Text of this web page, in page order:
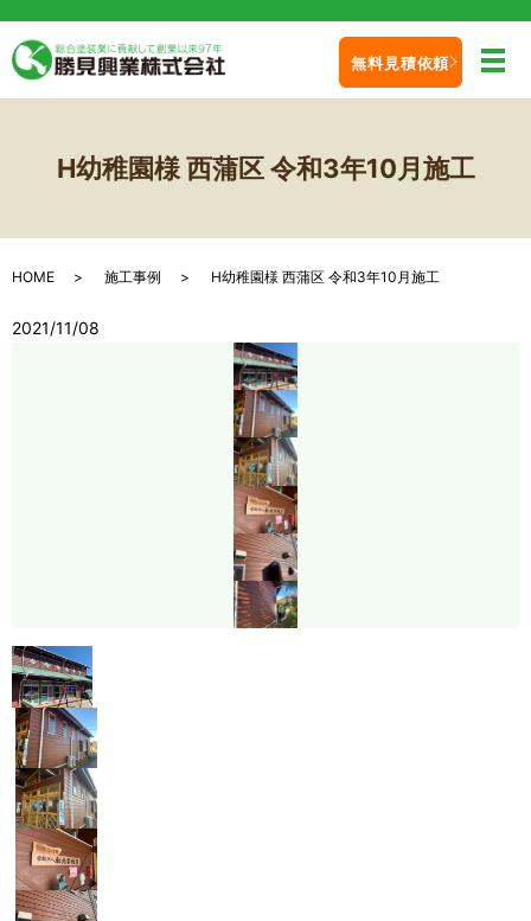
無料見積依頼 メ
H幼稚園様 西蒲区 令和3年10月施工
HOME 施工事例 H幼稚園様 西蒲区 令和3年10月施工
2021/11/08